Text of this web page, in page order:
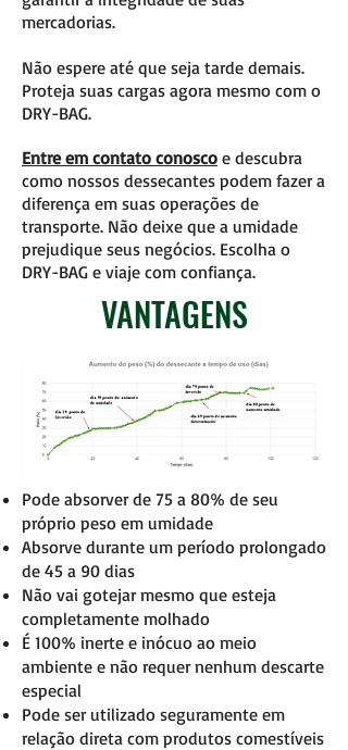
mercadorias.
Não espere até que seja tarde demais.
Proteja suas cargas agora mesmo com o
DRY-BAG.
Entre em contato conosco e descubra
como nossos dessecantes podem fazer a
diferença em suas operações de
transporte. Não deixe que a umidade
prejudique seus negócios. Escolha o
DRY-BAG e viaje com confiança.
VANTAGENS
Pode absorver de 75 a 80% de seu
próprio peso em umidade
Absorve durante um período prolongado
de 45 a 90 dias
Não vai gotejar mesmo que esteja
completamente molhado
É 100% inerte e inócuo ao meio
ambiente e não requer nenhum descarte
especial
Pode ser utilizado seguramente em
relação direta com produtos comestíveis